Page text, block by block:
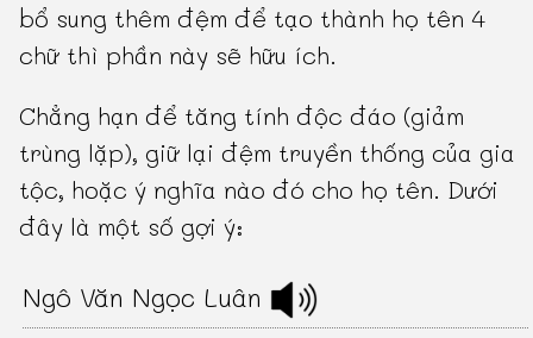
bổ sung thêm đệm để tạo thành họ tên 4
chữ thì phần này sẽ hữu ích.
Chẳng hạn để tăng tính độc đáo (giảm
trùng lặp), giữ lại đệm truyền thống của gia
tộc, hoặc ý nghĩa nào đó cho họ tên. Dưới
đây là một số gợi ý:
Ngô Văn Ngọc Luân